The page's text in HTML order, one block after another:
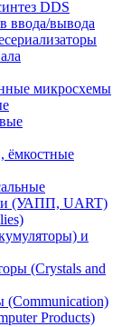
DDS
ввода/вывода
микросхемы
ёмкостные
(УАПП, UART)
и
(Crystals and
Products)